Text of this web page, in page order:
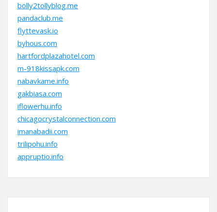
bolly2tollyblog.me
pandaclub.me
flyttevask.io
byhous.com
hartfordplazahotel.com
m-918kissapk.com
nabavkame.info
gakbiasa.com
iflowerhu.info
chicagocrystalconnection.com
imanabadii.com
trilipohu.info
appruptio.info